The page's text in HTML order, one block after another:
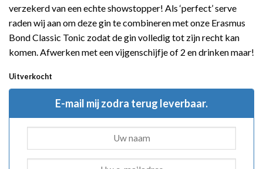
verzekerd van een echte showstopper! Als ‘perfect’ serve
raden wij aan om deze gin te combineren met onze Erasmus
Bond Classic Tonic zodat de gin volledig tot zijn recht kan
komen. Afwerken met een vijgenschijfje of 2 en drinken maar!
Uitverkocht
E-mail mij zodra terug leverbaar.